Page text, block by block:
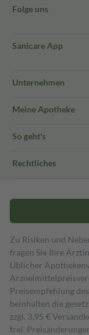
Folge uns
Sanicare App
Unternehmen
Meine Apotheke
So geht's
Rechtliches
Zu Risiken und
fragen Sie Ihre
Üblicher
Preisempfehlung
beinhalten die
zzgl. 3,95 €
frei.